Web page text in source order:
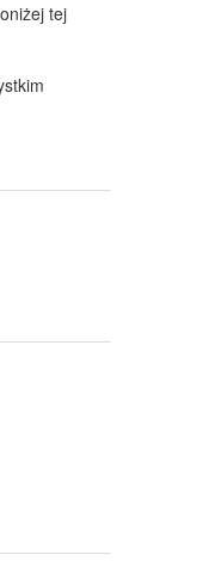
tej